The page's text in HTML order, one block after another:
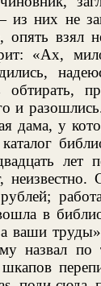
из них не
взял
«Ах,
и
дама, у
лет
неизвестно.
в
ваши
по